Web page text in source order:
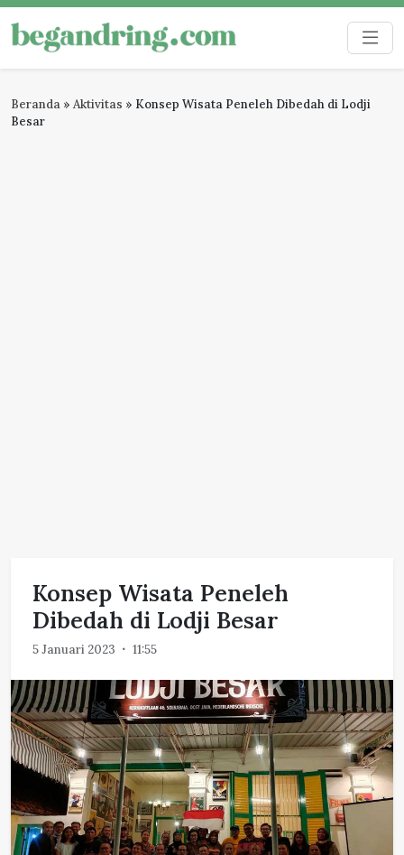
Skip
to
content
Begandring
Menjaga ingatan untuk masa depan
Beranda » Aktivitas » Konsep Wisata Peneleh Dibedah di Lodji
Besar
Konsep Wisata Peneleh
Dibedah di Lodji Besar
5 Januari 2023 11:55